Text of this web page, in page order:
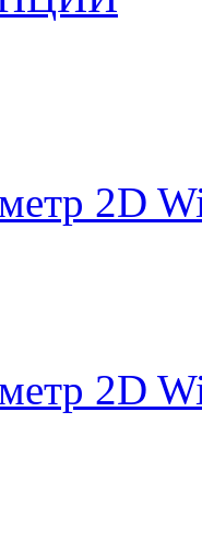
2D
2D